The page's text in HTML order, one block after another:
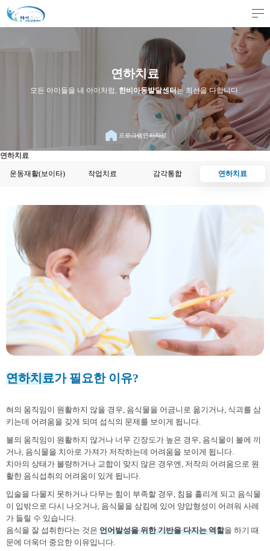
연하치료
모든 아이들을 내 아이처럼, 한비아동발달센터는 최선을 다합니다.
프로그램연하치료
연하치료
운동재활(보이타) 작업치료 감각통합 연하치료
연하치료가 필요한 이유?
혀의 움직임이 원활하지 않을 경우, 음식물을 어금니로 옮기거나, 식괴를 삼
키는데 어려움을 갖게 되며 섭식의 문제를 보이게 됩니다.
불의 움직임이 원활하지 않거나 너무 긴장도가 높은 경우, 음식물이 볼에 끼
거나, 음식물을 치아로 가져가 저작하는데 어려움을 보이게 됩니다.
치아의 상태가 불량하거나 교합이 맞지 않은 경우엔, 저작의 어려움으로 원
활한 음식섭취의 어려움이 있게 됩니다.
입술을 다물지 못하거나 다무는 힘이 부족할 경우, 침을 흘리게 되고 음식물
이 입밖으로 다시 나오거나, 음식물을 삼킴에 있어 양압형성이 어려워 사레
가 들릴 수 있습니다.
음식을 잘 섭취한다는 것은 언어발성을 위한 기반을 다지는 역할을 하기 때
문에 더욱더 중요한 이유입니다.